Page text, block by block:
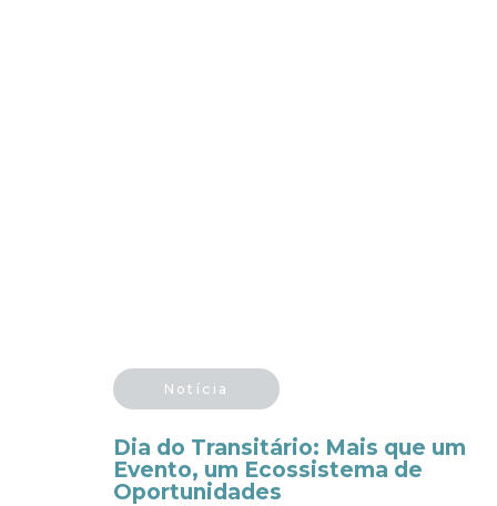
Notícia
Dia do Transitário: Mais que um
Evento, um Ecossistema de
Oportunidades